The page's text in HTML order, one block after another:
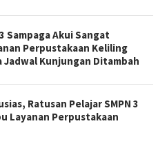
Sampaga Akui Sangat
Perpustakaan Keliling
Jadwal Kunjungan Ditambah
Ratusan Pelajar SMPN 3
Layanan Perpustakaan